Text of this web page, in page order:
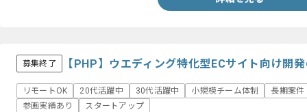
募集終了 【PHP】ウエディング特化型ECサイト向け開
リモートOK 20代活躍中 30代活躍中 小規模チーム体制
長期案件
参画実績あり
スタートアップ